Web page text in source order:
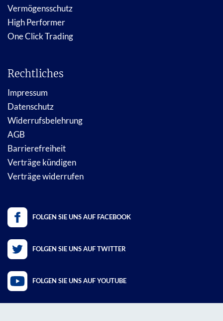
Vermögensschutz
High Performer
One Click Trading
Rechtliches
Impressum
Datenschutz
Widerrufsbelehrung
AGB
Barrierefreiheit
Verträge kündigen
Verträge widerrufen
FOLGEN SIE UNS AUF FACEBOOK
FOLGEN SIE UNS AUF TWITTER
FOLGEN SIE UNS AUF YOUTUBE